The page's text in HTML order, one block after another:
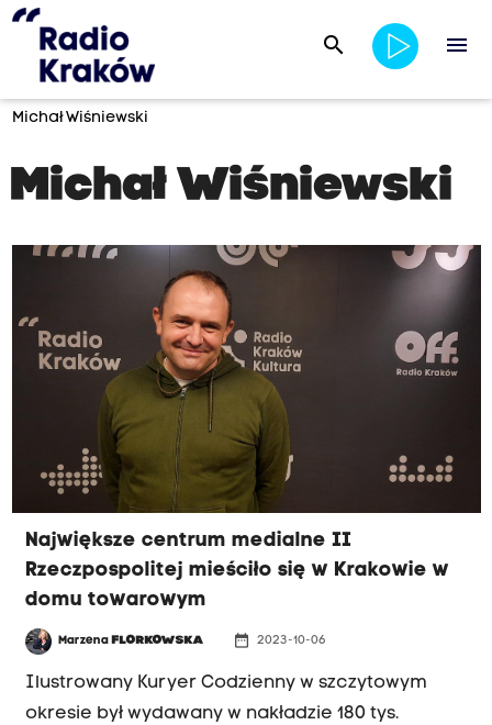
search menu
Michał Wiśniewski
Michał Wiśniewski
Największe centrum medialne II
Rzeczpospolitej mieściło się w Krakowie w
domu towarowym
Marzena FLORKOWSKA date_range 2023-10-06
Ilustrowany Kuryer Codzienny w szczytowym
okresie był wydawany w nakładzie 180 tys.